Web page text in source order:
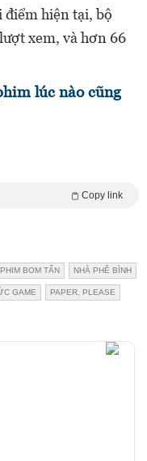
hiện tại, bộ
xem, và hơn 66
lúc nào cũng
Copy link
PHIM BOM TẤN NHÀ PHÊ BÌNH
GAME PAPER, PLEASE